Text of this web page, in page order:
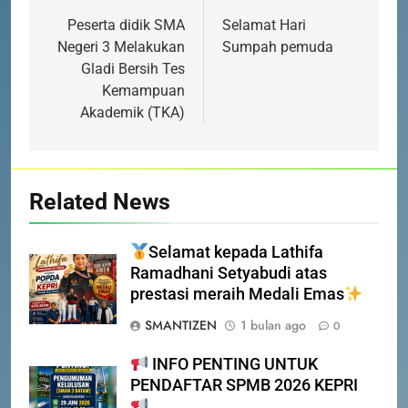
pos
Peserta didik SMA
Negeri 3 Melakukan
Gladi Bersih Tes
Kemampuan
Akademik (TKA)
Selamat Hari
Sumpah pemuda
Related News
Selamat kepada Lathifa
Ramadhani Setyabudi atas
prestasi meraih Medali Emas
SMANTIZEN
1 bulan ago 0
INFO PENTING UNTUK
PENDAFTAR SPMB 2026 KEPRI
MELALUI ONLINE
SISWA
INFO PENTING – JANGAN
LUPA LAPOR DIRI!
7
PENDAFTAR SPMB 2026 KEPRI
PRESTASI SISWA
8
BARU SMA/SMK PROVINSI
KEPULAUAN RIAU 2026
PRESTASI SISWA